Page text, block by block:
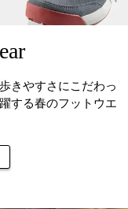
きやすさにこだわっ
する春のフットウエ